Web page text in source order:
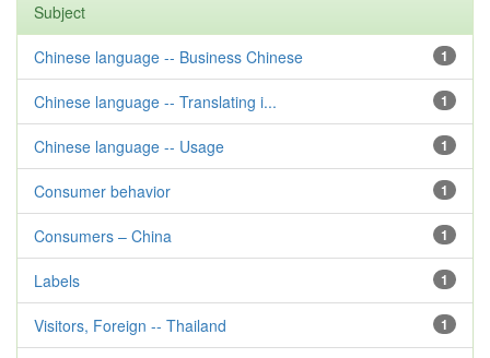
Subject
1
Chinese language -- Business Chinese
1
Chinese language -- Translating i...
1
Chinese language -- Usage
1
Consumer behavior
1
Consumers – China
1
Labels
1
Visitors, Foreign -- Thailand